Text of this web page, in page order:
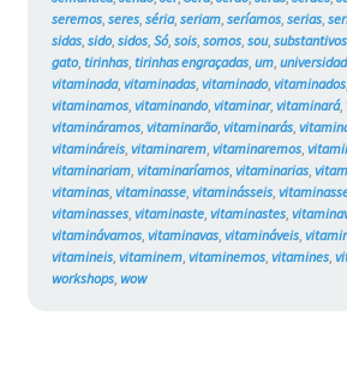
seremos, seres, séria, seriam, seríamos, serias,
sidas, sido, sidos, Só, sois, somos, sou, substantivos
gato, tirinhas, tirinhas engraçadas, um,
vitaminada, vitaminadas, vitaminado, vitaminados,
vitaminamos, vitaminando, vitaminar, vitaminará,
vitamináramos, vitaminarão, vitaminarás,
vitamináreis, vitaminarem, vitaminaremos,
vitaminariam, vitaminaríamos, vitaminarias,
vitaminas, vitaminasse, vitaminásseis,
vitaminasses, vitaminaste, vitaminastes,
vitaminávamos, vitaminavas, vitamináveis,
vitamineis, vitaminem, vitaminemos, vitamines,
workshops, wow